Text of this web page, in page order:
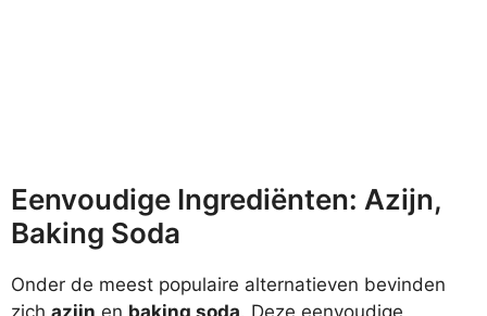
Eenvoudige Ingrediënten: Azijn,
Baking Soda
Onder de meest populaire alternatieven bevinden
zich azijn en baking soda. Deze eenvoudige